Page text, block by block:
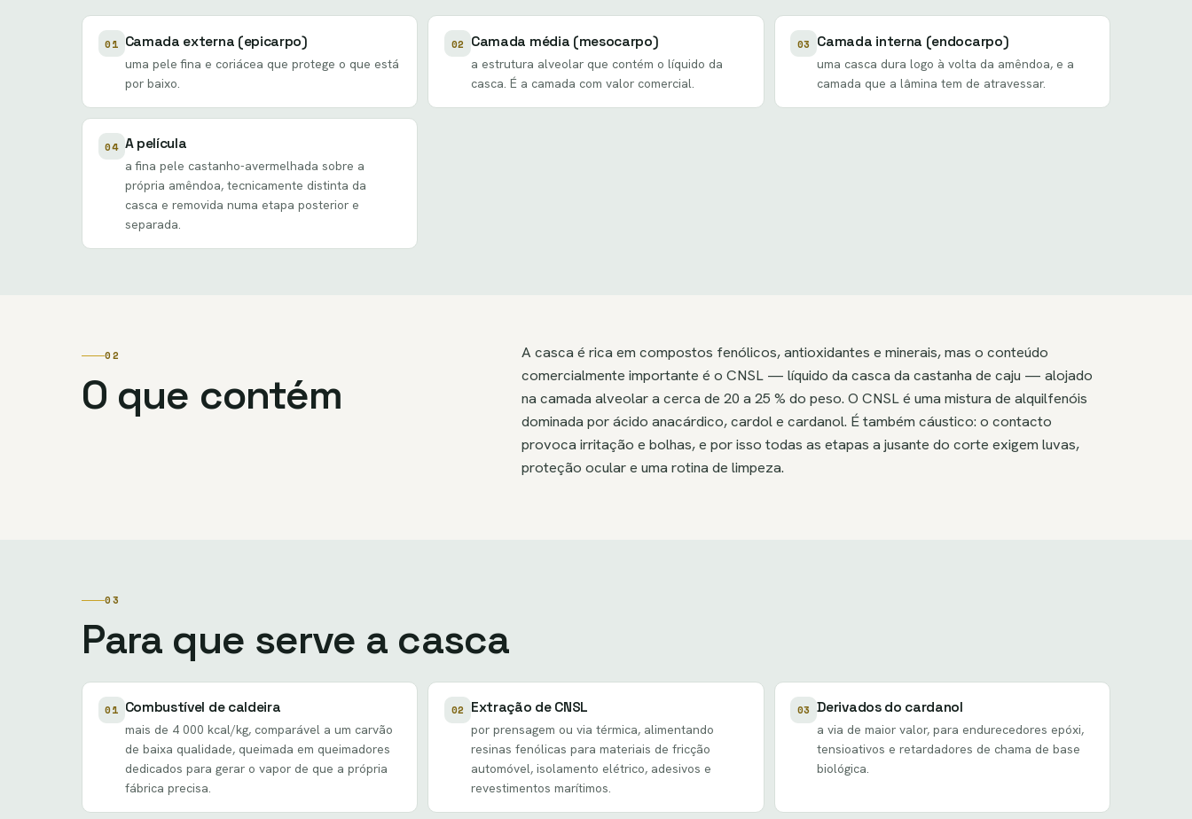
01 Camada externa (epicarpo)
uma pele fina e coriácea que protege o que está
por baixo.
02 Camada média (mesocarpo)
a estrutura alveolar que contém o líquido da
casca. É a camada com valor comercial.
03 Camada interna (endocarpo)
uma casca dura logo à volta da amêndoa, e a
camada que a lâmina tem de atravessar.
04 A película
a fina pele castanho-avermelhada sobre a
própria amêndoa, tecnicamente distinta da
casca e removida numa etapa posterior e
separada.
02
O que contém
A casca é rica em compostos fenólicos, antioxidantes e minerais, mas o conteúdo
comercialmente importante é o CNSL — líquido da casca da castanha de caju — alojado
na camada alveolar a cerca de 20 a 25 % do peso. O CNSL é uma mistura de alquilfenóis
dominada por ácido anacárdico, cardol e cardanol. É também cáustico: o contacto
provoca irritação e bolhas, e por isso todas as etapas a jusante do corte exigem luvas,
proteção ocular e uma rotina de limpeza.
03
Para que serve a casca
01 Combustível de caldeira
mais de 4 000 kcal/kg, comparável a um carvão
de baixa qualidade, queimada em queimadores
dedicados para gerar o vapor de que a própria
fábrica precisa.
02 Extração de CNSL
por prensagem ou via térmica, alimentando
resinas fenólicas para materiais de fricção
automóvel, isolamento elétrico, adesivos e
revestimentos marítimos.
03 Derivados do cardanol
a via de maior valor, para endurecedores epóxi,
tensioativos e retardadores de chama de base
biológica.